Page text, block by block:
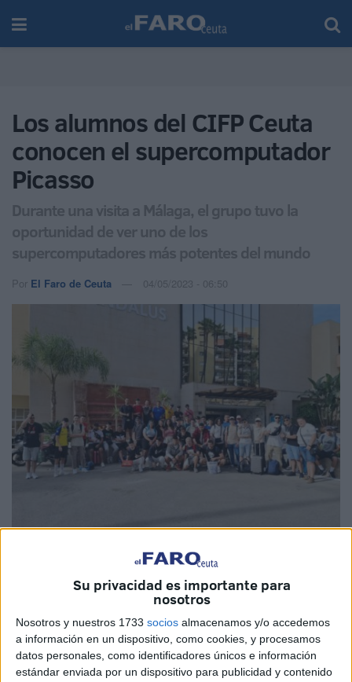
Su privacidad es importante para
nosotros
Nosotros y nuestros 1733 socios almacenamos y/o accedemos
a información en un dispositivo, como cookies, y procesamos
datos personales, como identificadores únicos e información
estándar enviada por un dispositivo para publicidad y contenido
Los alumnos del CIFP Ceuta
conocen el supercomputador
Picasso
Durante una visita a Málaga, el grupo tuvo la
oportunidad de ver uno de los
supercomputadores más potentes del mundo
Por El Faro de Ceuta 04/05/2023 - 06:50
El alumnado de la familia de Informática y
Comunicacionesdel Centro Integrado Público de